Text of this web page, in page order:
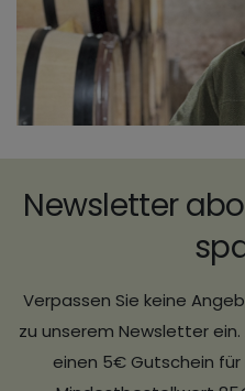
Newsletter
Verpassen Sie keine
zu unserem Newsletter
einen 5€ Gutschein